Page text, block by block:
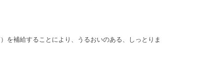
を補給することにより、うるおいのある、しっとりま